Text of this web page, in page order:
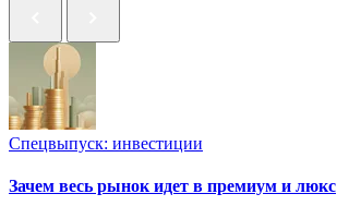
Спецвыпуск: инвестиции
Зачем весь рынок идет в премиум и люкс